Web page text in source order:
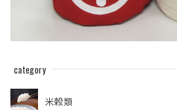
category
米穀類